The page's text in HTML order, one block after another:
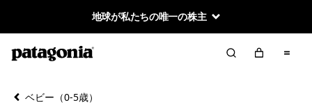
地球が私たちの唯一の株主
絞り込み／並び替え
絞り込み
カテゴリー
ベビー（0-5歳）